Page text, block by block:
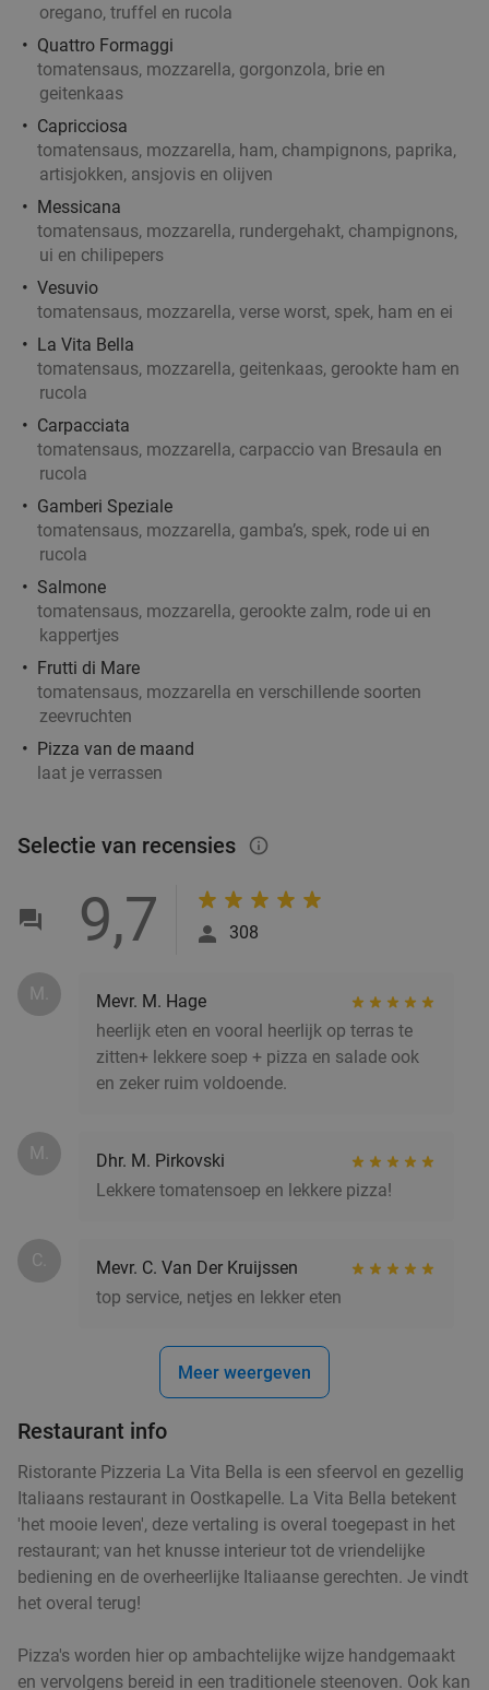
oregano, truffel en rucola
Quattro Formaggi
tomatensaus, mozzarella, gorgonzola, brie en
geitenkaas
Capricciosa
tomatensaus, mozzarella, ham, champignons, paprika,
artisjokken, ansjovis en olijven
Messicana
tomatensaus, mozzarella, rundergehakt, champignons,
ui en chilipepers
Vesuvio
tomatensaus, mozzarella, verse worst, spek, ham en ei
La Vita Bella
tomatensaus, mozzarella, geitenkaas, gerookte ham en
rucola
Carpacciata
tomatensaus, mozzarella, carpaccio van Bresaula en
rucola
Gamberi Speziale
tomatensaus, mozzarella, gamba’s, spek, rode ui en
rucola
Salmone
tomatensaus, mozzarella, gerookte zalm, rode ui en
kappertjes
Frutti di Mare
tomatensaus, mozzarella en verschillende soorten
zeevruchten
Pizza van de maand
laat je verrassen
Selectie van recensies info_outlined
9,7 308
M.
Mevr. M. Hage
heerlijk eten en vooral heerlijk op terras te
zitten+ lekkere soep + pizza en salade ook
en zeker ruim voldoende.
M.
Dhr. M. Pirkovski
Lekkere tomatensoep en lekkere pizza!
C.
Mevr. C. Van Der Kruijssen
top service, netjes en lekker eten
Meer weergeven
Restaurant info
Ristorante Pizzeria La Vita Bella is een sfeervol en gezellig
Italiaans restaurant in Oostkapelle. La Vita Bella betekent
'het mooie leven', deze vertaling is overal toegepast in het
restaurant; van het knusse interieur tot de vriendelijke
bediening en de overheerlijke Italiaanse gerechten. Je vindt
het overal terug!
Pizza's worden hier op ambachtelijke wijze handgemaakt
en vervolgens bereid in een traditionele steenoven. Ook kan